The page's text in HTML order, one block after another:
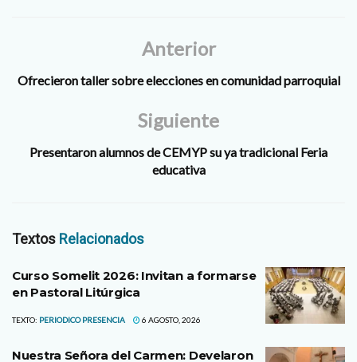
Anterior
Ofrecieron taller sobre elecciones en comunidad parroquial
Siguiente
Presentaron alumnos de CEMYP su ya tradicional Feria
educativa
Textos Relacionados
Curso Somelit 2026: Invitan a formarse
en Pastoral Litúrgica
TEXTO: PERIODICO PRESENCIA 6 AGOSTO, 2026
Nuestra Señora del Carmen: Develaron